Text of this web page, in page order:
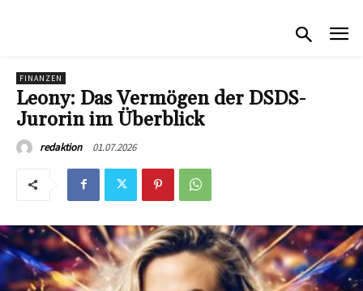
FINANZEN
Leony: Das Vermögen der DSDS-
Jurorin im Überblick
redaktion 01.07.2026